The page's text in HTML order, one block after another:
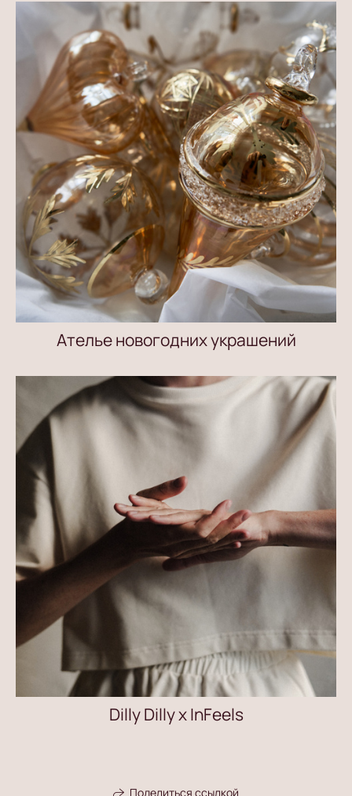
Ателье новогодних украшений
Dilly Dilly x InFeels
Поделиться ссылкой